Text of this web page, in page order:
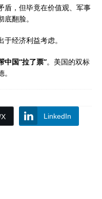
盾，但毕竟在价值观、军事
翻脸。
经济利益考虑。
中国“拉了票”。美国的双标
LinkedIn